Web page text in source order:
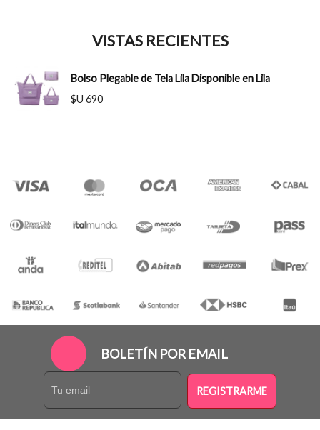
VISTAS RECIENTES
Bolso Plegable de Tela Lila Disponible en Lila
$U 690
BOLETÍN POR EMAIL
REGISTRARME